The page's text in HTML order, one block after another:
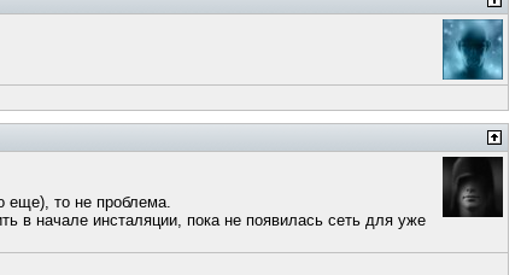
еще), то не проблема.
в начале инсталяции, пока не появилась сеть для уже